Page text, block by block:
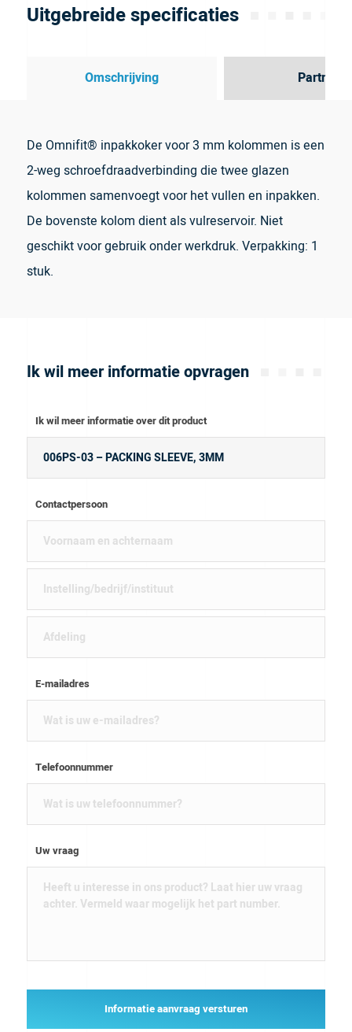
Uitgebreide specificaties
Omschrijving Partner
De Omnifit® inpakkoker voor 3 mm kolommen is een
2-weg schroefdraadverbinding die twee glazen
kolommen samenvoegt voor het vullen en inpakken.
De bovenste kolom dient als vulreservoir. Niet
geschikt voor gebruik onder werkdruk. Verpakking: 1
stuk.
Ik wil meer informatie opvragen
Ik wil meer informatie over dit product
Contactpersoon
E-mailadres
Telefoonnummer
Uw vraag
Informatie aanvraag versturen